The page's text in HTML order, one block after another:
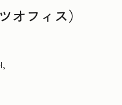
オフィス）